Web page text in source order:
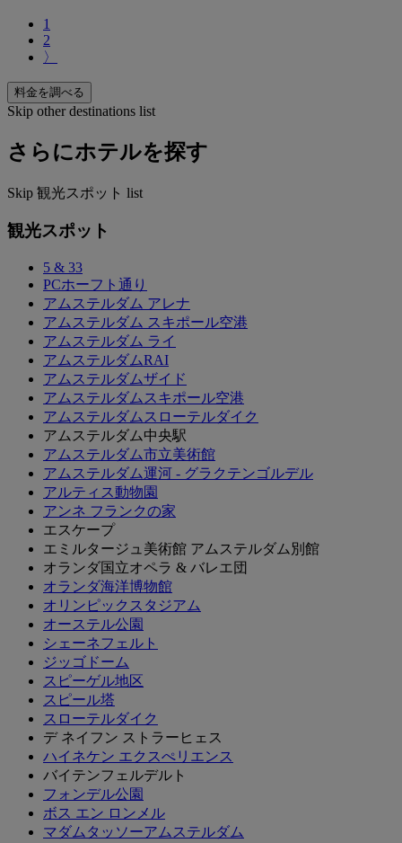
1
2
〉
料金を調べる
Skip other destinations list
さらにホテルを探す
Skip 観光スポット list
観光スポット
5 & 33
PCホーフト通り
アムステルダム アレナ
アムステルダム スキポール空港
アムステルダム ライ
アムステルダムRAI
アムステルダムザイド
アムステルダムスキポール空港
アムステルダムスローテルダイク
アムステルダム中央駅
アムステルダム市立美術館
アムステルダム運河 - グラクテンゴルデル
アルティス動物園
アンネ フランクの家
エスケープ
エミルタージュ美術館 アムステルダム別館
オランダ国立オペラ & バレエ団
オランダ海洋博物館
オリンピックスタジアム
オーステル公園
シェーネフェルト
ジッゴドーム
スピーゲル地区
スピール塔
スローテルダイク
デ ネイフン ストラーヒェス
ハイネケン エクスぺリエンス
バイテンフェルデルト
フォンデル公園
ボス エン ロンメル
マダムタッソーアムステルダム